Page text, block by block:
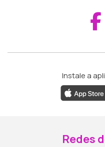
Instale a
Redes